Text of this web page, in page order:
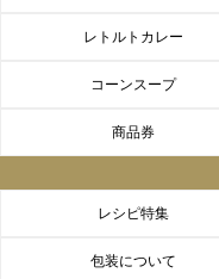
レトルトカレー
コーンスープ
商品券
レシピ特集
包装について